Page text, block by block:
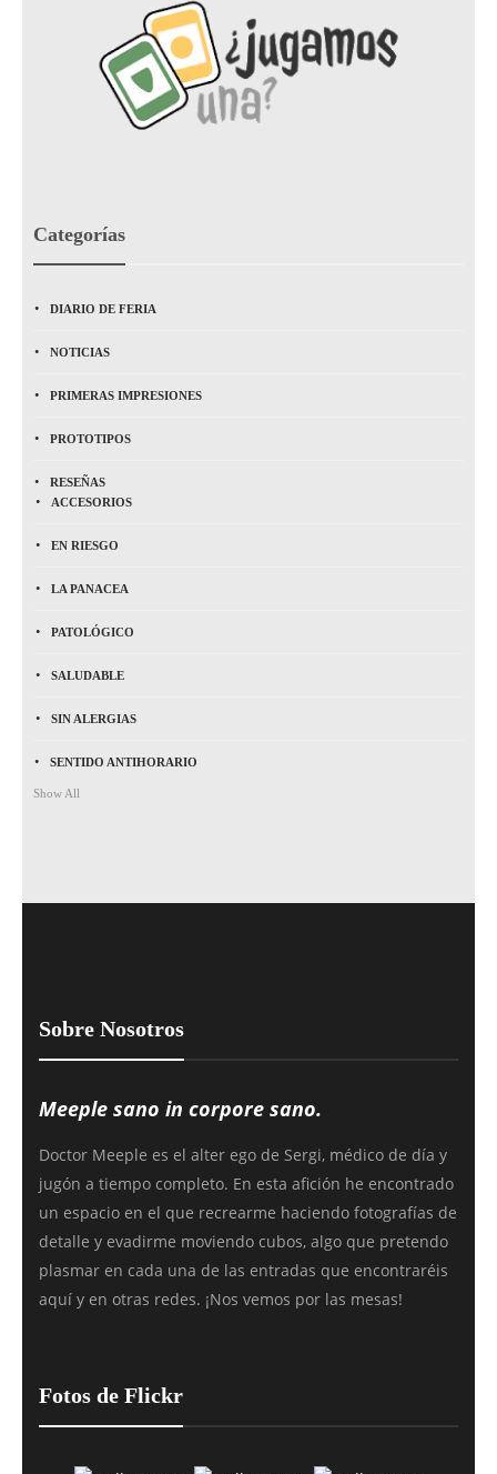
Categorías
DIARIO DE FERIA
NOTICIAS
PRIMERAS IMPRESIONES
PROTOTIPOS
RESEÑAS
ACCESORIOS
EN RIESGO
LA PANACEA
PATOLÓGICO
SALUDABLE
SIN ALERGIAS
SENTIDO ANTIHORARIO
Show All
Sobre Nosotros
Meeple sano in corpore sano.
Doctor Meeple es el alter ego de Sergi, médico de día y
jugón a tiempo completo. En esta afición he encontrado
un espacio en el que recrearme haciendo fotografías de
detalle y evadirme moviendo cubos, algo que pretendo
plasmar en cada una de las entradas que encontraréis
aquí y en otras redes. ¡Nos vemos por las mesas!
Fotos de Flickr